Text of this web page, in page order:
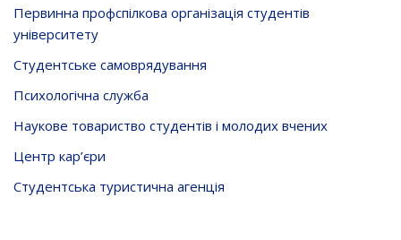
Первинна профспілкова організація студентів
університету
Студентське самоврядування
Психологічна служба
Наукове товариство студентів і молодих вчених
Центр кар’єри
Студентська туристична агенція